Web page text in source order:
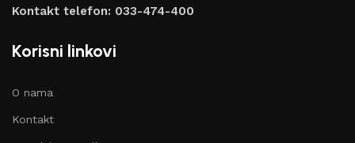
Kontakt telefon: 033-474-400
Korisni linkovi
O nama
Kontakt